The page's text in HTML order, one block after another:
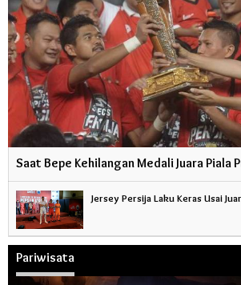
Saat Bepe Kehilangan Medali Juara Piala
Jersey Persija Laku Keras Usai
Pariwisata